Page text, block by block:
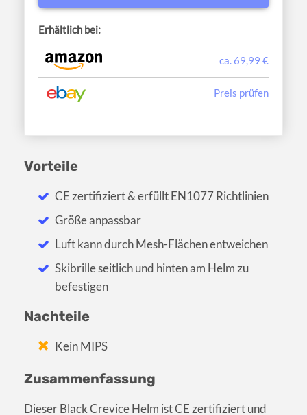
Erhältlich bei:
ca. 69,99 €
Preis prüfen
Vorteile
CE zertifiziert & erfüllt EN1077 Richtlinien
Größe anpassbar
Luft kann durch Mesh-Flächen entweichen
Skibrille seitlich und hinten am Helm zu
befestigen
Nachteile
Kein MIPS
Zusammenfassung
Dieser Black Crevice Helm ist CE zertifiziert und